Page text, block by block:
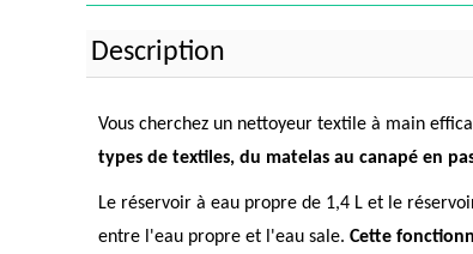
Description
Vous cherchez un nettoyeur textile à main
types de textiles, du matelas au canapé en
Le réservoir à eau propre de 1,4 L et le
entre l'eau propre et l'eau sale. Cette